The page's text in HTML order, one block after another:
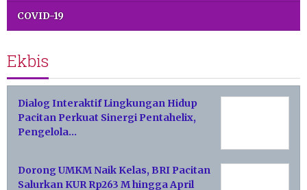
COVID-19
Ekbis
Dialog Interaktif Lingkungan Hidup
Pacitan Perkuat Sinergi Pentahelix,
Pengelola…
Dorong UMKM Naik Kelas, BRI Pacitan
Salurkan KUR Rp263 M hingga April